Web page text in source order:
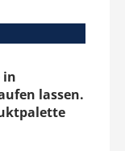
in
lassen.